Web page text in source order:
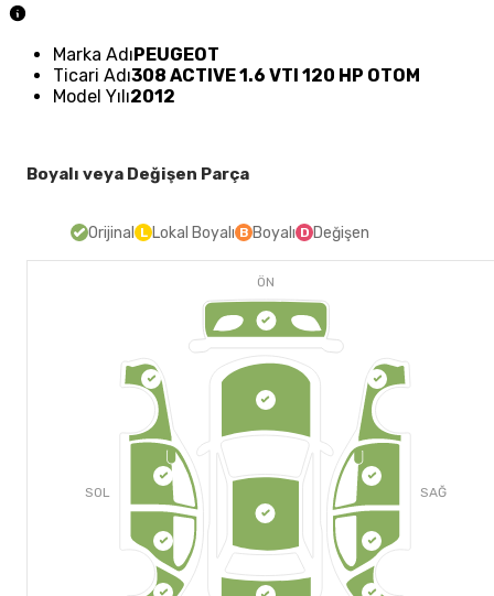
Marka AdıPEUGEOT
Ticari Adı308 ACTIVE 1.6 VTI 120 HP OTOM
Model Yılı2012
Boyalı veya Değişen Parça
Orijinal L Lokal Boyalı B Boyalı D Değişen
ÖN
SOL SAĞ